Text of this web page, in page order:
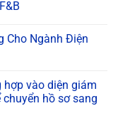
Cho Ngành Điện
hợp vào diện giám
hồ sơ sang